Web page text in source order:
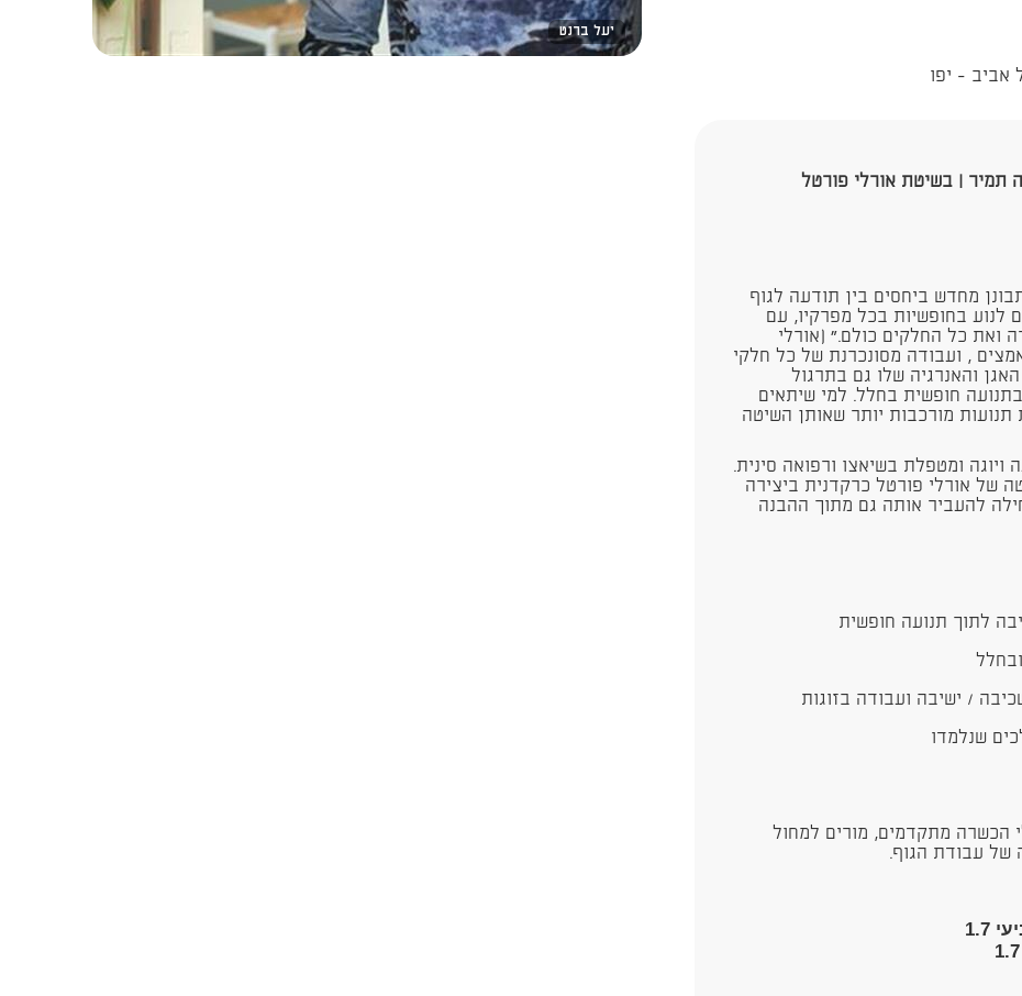
יעל ברנט
תמיר | בשיטת אורלי פורטל
מחדש ביחסים בין תודעה לגוף
לנוע בחופשיות בכל מפרקיו, עם
כל החלקים כולם.״ (אורלי
, ועבודה מסונכרנת של כל חלקי
והאנרגיה שלו גם בתרגול
חופשית בחלל. למי שיתאים
תנועות מורכבות יותר שאותן השיטה
ויוגה ומטפלת בשיאצו ורפואה סינית.
של אורלי פורטל כרקדנית ביצירה
להעביר אותה גם מתוך ההבנה
הכשרה מתקדמים, מורים למחול
של עבודת הגוף.